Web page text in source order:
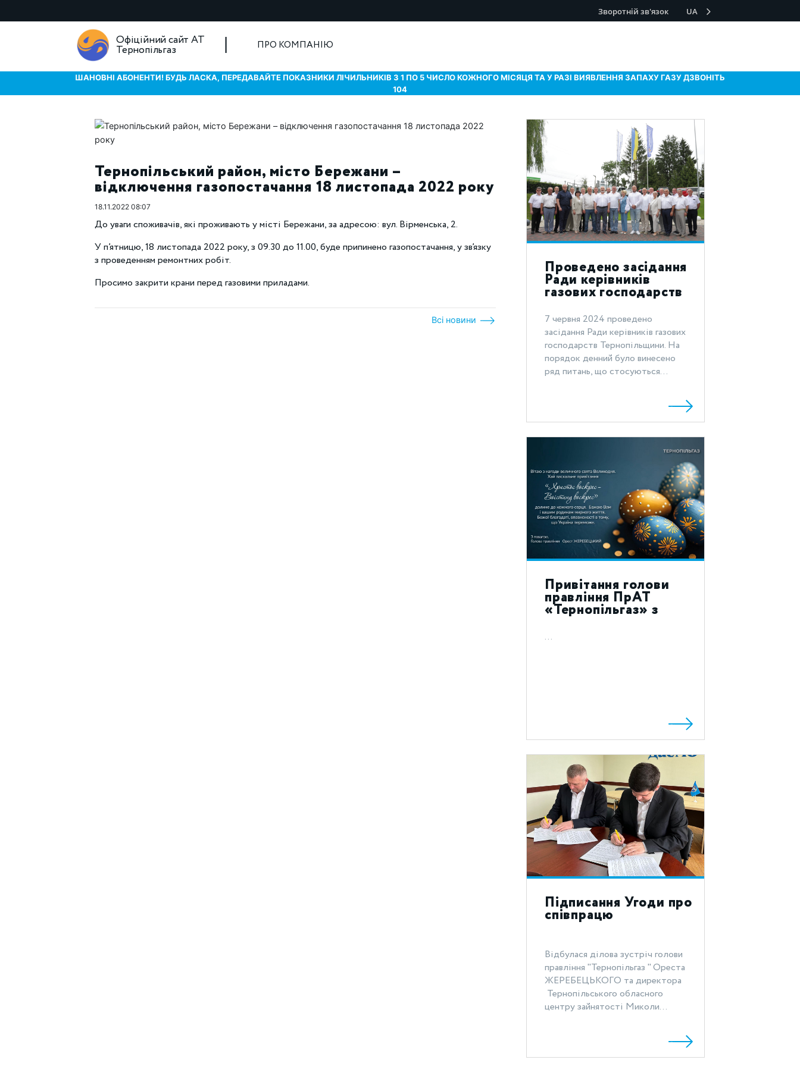
Зворотній зв'язок UA
Офіційний сайт АТ
Тернопільгаз ПРО КОМПАНІЮ
ШАНОВНІ АБОНЕНТИ! БУДЬ ЛАСКА, ПЕРЕДАВАЙТЕ ПОКАЗНИКИ ЛІЧИЛЬНИКІВ З 1 ПО 5 ЧИСЛО КОЖНОГО МІСЯЦЯ ТА У РАЗІ ВИЯВЛЕННЯ ЗАПАХУ ГАЗУ ДЗВОНІТЬ
104
Тернопільський район, місто Бережани –
відключення газопостачання 18 листопада 2022 року
18.11.2022 08:07
До уваги споживачів, які проживають у місті Бережани, за адресою: вул. Вірменська, 2.
У п’ятницю, 18 листопада 2022 року, з 09.30 до 11.00, буде припинено газопостачання, у зв’язку
з проведенням ремонтних робіт.
Просимо закрити крани перед газовими приладами.
Всі новини
Проведено засідання
Ради керівників
газових господарств
Тернопільщини
7 червня 2024 проведено
засідання Ради керівників газових
господарств Тернопільщини. На
порядок денний було винесено
ряд питань, що стосуються...
Привітання голови
правління ПрАТ
«Тернопільгаз» з
святом Воскресіння
Христового 2024!
...
Підписання Угоди про
співпрацю
Відбулася ділова зустріч голови
правління "Тернопільгаз " Ореста
ЖЕРЕБЕЦЬКОГО та директора
Тернопільського обласного
центру зайнятості Миколи...